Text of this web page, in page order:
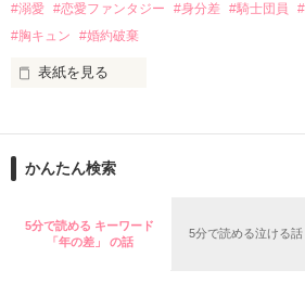
作品を読む
「…は？」
リリィ・ロゼッタ侯爵令嬢
透き通るほど白い肌と華奢の手足
#溺愛 #恋愛ファンタジー #身分差 #騎士団員
#胸キュン
#婚約破棄
表紙を見る
目が覚めたら、自分の隣に知らない男
朝の鍛錬が迫っていて置いていったが
鍛錬後の業務中に遭遇、彼はあの近衛騎
かんたん検索
5分で読める キーワード
「年の差」 の話
5分で読める泣ける話